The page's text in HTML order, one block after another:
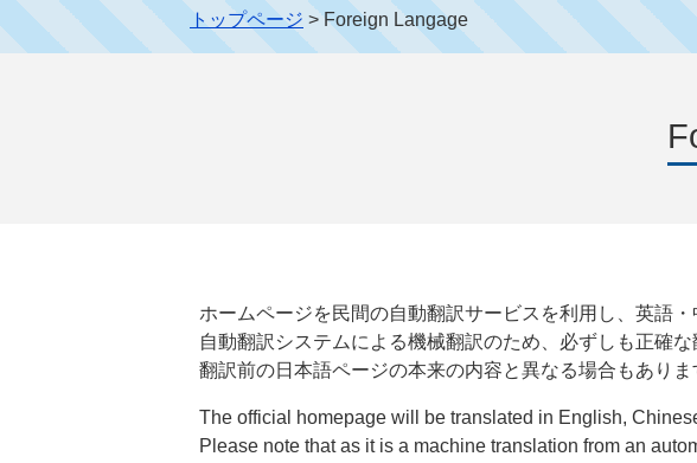
トップページ > Foreign Langage
ホームページを民間の自動翻訳サービスを利用し、英語・
自動翻訳システムによる機械翻訳のため、必ずしも正確な
翻訳前の日本語ページの本来の内容と異なる場合もあり
The official homepage will be translated in English,
Please note that as it is a machine translation from an